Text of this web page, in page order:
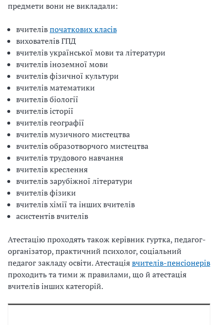
предмети вони не викладали:
вчителівпочаткових класів
вихователів ГПД
вчителів української мови та літератури
вчителів іноземної мови
вчителів фізичної культури
вчителів математики
вчителів біології
вчителів історії
вчителів географії
вчителів музичного мистецтва
вчителів образотворчого мистецтва
вчителів трудового навчання
вчителів креслення
вчителів зарубіжної літератури
вчителів фізики
вчителів хімії та інших вчителів
асистентів вчителів
Атестацію проходять також керівник гуртка, педагог-
організатор, практичний психолог, соціальний
педагог закладу освіти. Атестаціявчителів-пенсіонерів
проходить та тими ж правилами, що й атестація
вчителів інших категорій.